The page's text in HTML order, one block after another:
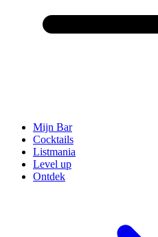
Mijn Bar
Cocktails
Listmania
Level up
Ontdek